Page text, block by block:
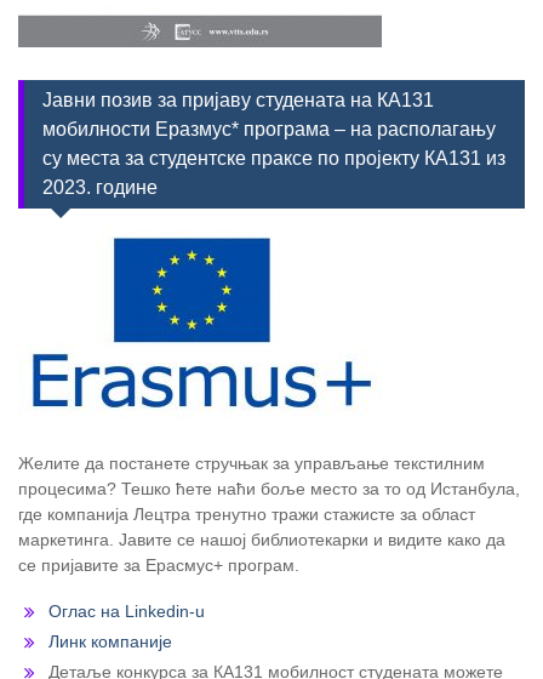
Јавни позив за пријаву студената на КА131
мобилности Еразмус* програма – на располагању
су места за студентске праксе по пројекту КА131 из
2023. године
Желите да постанете стручњак за управљање текстилним
процесима? Тешко ћете наћи боље место за то од Истанбула,
где компанија Лецтра тренутно тражи стажисте за област
маркетинга. Јавите се нашој библиотекарки и видите како да
се пријавите за Ерасмус+ програм.
Оглас на Linkedin-u
Линк компаније
Детаље конкурса за КА131 мобилност студената можете